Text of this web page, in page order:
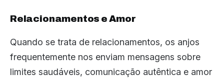
Relacionamentos e Amor
Quando se trata de relacionamentos, os anjos
frequentemente nos enviam mensagens sobre
limites saudáveis, comunicação autêntica e amor